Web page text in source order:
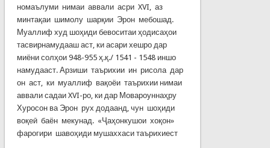
номаълуми нимаи аввали асри XVI, аз
минтақаи шимолу шарқии Эрон мебошад.
Муаллиф худ шоҳиди бевоситаи ҳодисаҳои
тасвирнамудааш аст, ки асари хешро дар
миёни солҳои 948-955 ҳ.қ./ 1541 - 1548 иншо
намудааст. Арзиши таърихии ин рисола дар
он аст, ки муаллиф вақоёи таърихии нимаи
аввали садаи XVI-ро, ки дар Мовароуннаҳру
Хуросон ва Эрон рух додаанд, чун шоҳиди
воқеӣ баён мекунад. «Ҷаҳонкушои хоқон»
фарогири шавоҳиди мушаххаси таърихиест